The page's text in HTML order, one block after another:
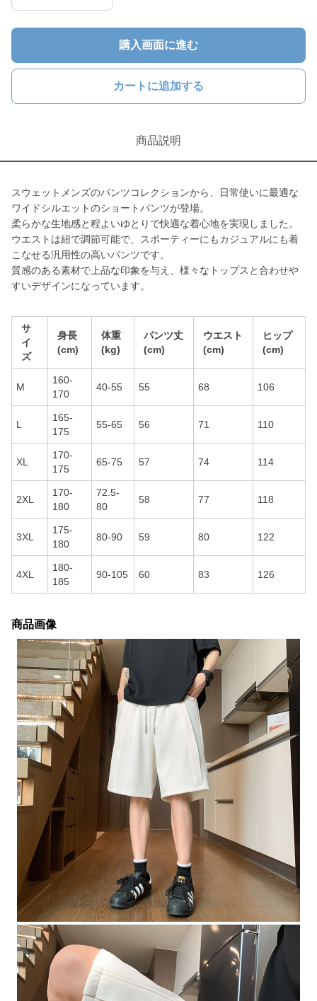
購入画面に進む
カートに追加する
商品説明
スウェットメンズのパンツコレクションから、日常使いに最適な
ワイドシルエットのショートパンツが登場。
柔らかな生地感と程よいゆとりで快適な着心地を実現しました。
ウエストは紐で調節可能で、スポーティーにもカジュアルにも着
こなせる汎用性の高いパンツです。
質感のある素材で上品な印象を与え、様々なトップスと合わせや
すいデザインになっています。
サ
イ
ズ
身長
(cm)
体重
(kg)
パンツ丈
(cm)
ウエスト
(cm)
ヒップ
(cm)
M
160-
170
40-55 55 68 106
L
165-
175
55-65 56 71 110
XL
170-
175
65-75 57 74 114
2XL
170-
180
72.5-
80
58 77 118
3XL
175-
180
80-90 59 80 122
4XL
180-
185
90-105 60 83 126
商品画像